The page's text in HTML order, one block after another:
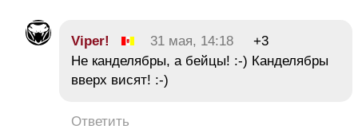
Viper! 31 мая, 14:18
+3
Не канделябры, а бейцы! :-) Канделябры
вверх висят! :-)
Ответить